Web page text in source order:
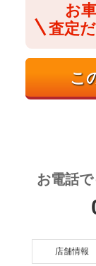
お
査定
お電話で
店舗情報